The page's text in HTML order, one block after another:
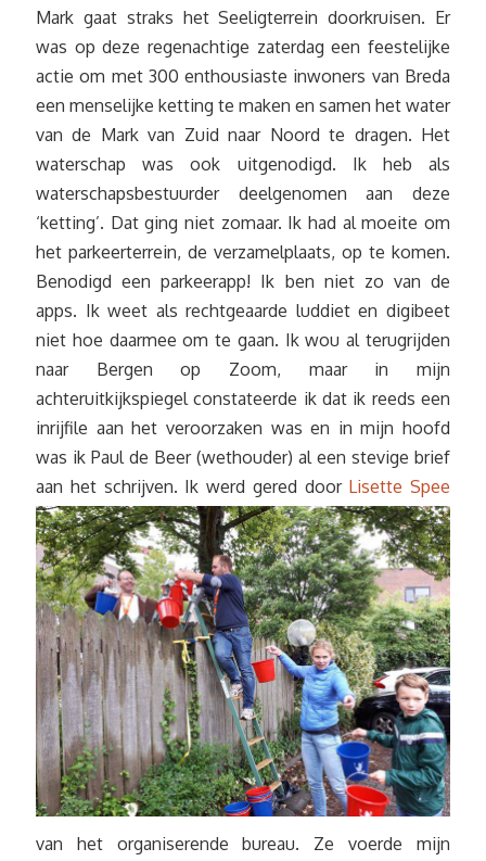
Mark gaat straks het Seeligterrein doorkruisen. Er
was op deze regenachtige zaterdag een feestelijke
actie om met 300 enthousiaste inwoners van Breda
een menselijke ketting te maken en samen het water
van de Mark van Zuid naar Noord te dragen. Het
waterschap was ook uitgenodigd. Ik heb als
waterschapsbestuurder deelgenomen aan deze
‘ketting’. Dat ging niet zomaar. Ik had al moeite om
het parkeerterrein, de verzamelplaats, op te komen.
Benodigd een parkeerapp! Ik ben niet zo van de
apps. Ik weet als rechtgeaarde luddiet en digibeet
niet hoe daarmee om te gaan. Ik wou al terugrijden
naar Bergen op Zoom, maar in mijn
achteruitkijkspiegel constateerde ik dat ik reeds een
inrijfile aan het veroorzaken was en in mijn hoofd
was ik Paul de Beer (wethouder) al een stevige brief
aan het schrijven. Ik werd gered door Lisette Spee
van het organiserende bureau. Ze voerde mijn